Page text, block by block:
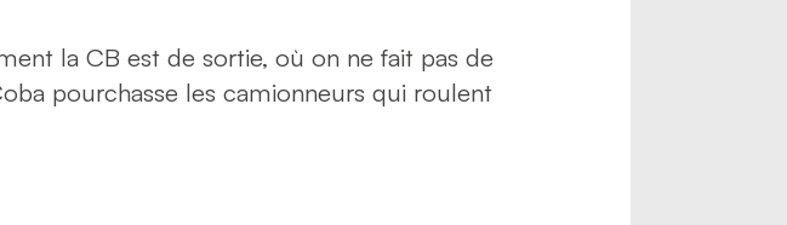
la CB est de sortie, où on ne fait pas de
pourchasse les camionneurs qui roulent